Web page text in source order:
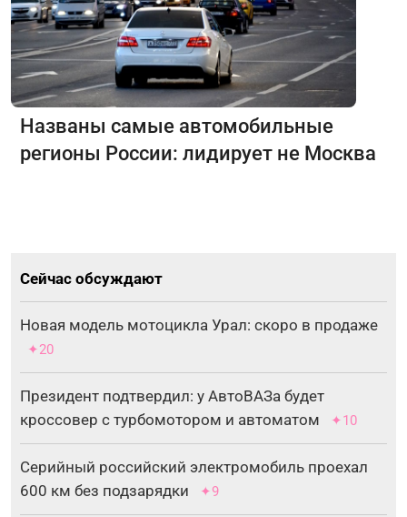
Названы самые автомобильные
регионы России: лидирует не Москва
Сейчас обсуждают
Новая модель мотоцикла Урал: скоро в продаже
✦20
Президент подтвердил: у АвтоВАЗа будет
кроссовер с турбомотором и автоматом
✦10
Серийный российский электромобиль проехал
600 км без подзарядки
✦9